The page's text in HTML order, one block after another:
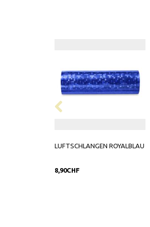
LUFTSCHLANGEN ROYALBLAU
8,90CHF